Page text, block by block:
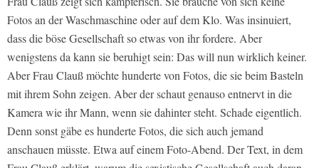
Fotos an der Waschmaschine oder auf dem Klo. Was insinuiert,
dass die böse Gesellschaft so etwas von ihr fordere. Aber
wenigstens da kann sie beruhigt sein: Das will nun wirklich keiner.
Aber Frau Clauß möchte hunderte von Fotos, die sie beim Basteln
mit ihrem Sohn zeigen. Aber der schaut genauso entnervt in die
Kamera wie ihr Mann, wenn sie dahinter steht. Schade eigentlich.
Denn sonst gäbe es hunderte Fotos, die sich auch jemand
anschauen müsste. Etwa auf einem Foto-Abend. Der Text, in dem